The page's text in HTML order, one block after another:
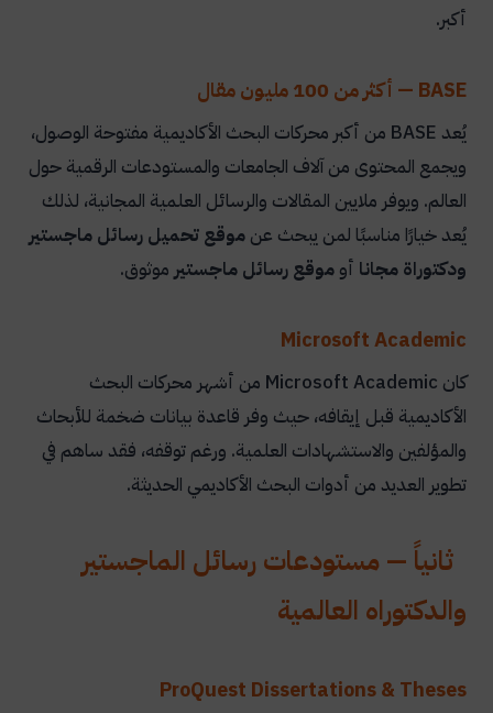
أكبر.
BASE — أكثر من 100 مليون مقال
يُعد BASE من أكبر محركات البحث الأكاديمية مفتوحة الوصول،
ويجمع المحتوى من آلاف الجامعات والمستودعات الرقمية حول
العالم. ويوفر ملايين المقالات والرسائل العلمية المجانية، لذلك
يُعد خيارًا مناسبًا لمن يبحث عن موقع تحميل رسائل ماجستير
ودكتوراة مجانا أو موقع رسائل ماجستير موثوق.
Microsoft Academic
كان Microsoft Academic من أشهر محركات البحث
الأكاديمية قبل إيقافه، حيث وفر قاعدة بيانات ضخمة للأبحاث
والمؤلفين والاستشهادات العلمية. ورغم توقفه، فقد ساهم في
تطوير العديد من أدوات البحث الأكاديمي الحديثة.
ثانياً — مستودعات رسائل الماجستير
والدكتوراه العالمية
ProQuest Dissertations & Theses